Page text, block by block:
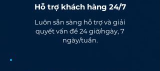
Hỗ trợ khách hàng 24/7
Luôn sẵn sàng hỗ trợ và giải
quyết vấn đề 24 giờ/ngày, 7
ngày/tuần.